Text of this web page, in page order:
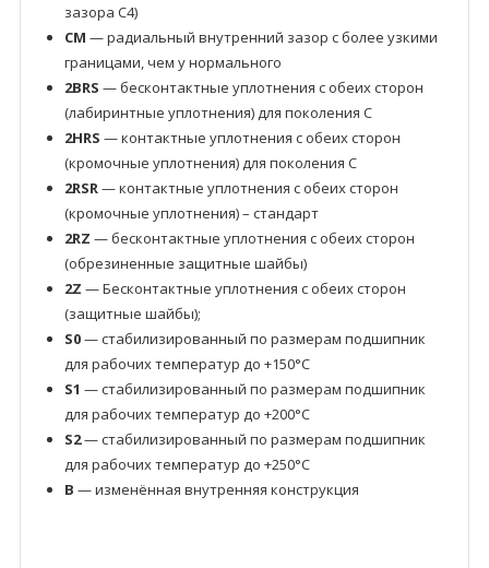
зазора C4)
CM — радиальный внутренний зазор с более узкими
границами, чем у нормального
2BRS — бесконтактные уплотнения с обеих сторон
(лабиринтные уплотнения) для поколения C
2HRS — контактные уплотнения с обеих сторон
(кромочные уплотнения) для поколения C
2RSR— контактные уплотнения с обеих сторон
(кромочные уплотнения) – стандарт
2RZ — бесконтактные уплотнения с обеих сторон
(обрезиненные защитные шайбы)
2Z — Бесконтактные уплотнения с обеих сторон
(защитные шайбы);
S0— стабилизированный по размерам подшипник
для рабочих температур до +150°C
S1 — стабилизированный по размерам подшипник
для рабочих температур до +200°C
S2— стабилизированный по размерам подшипник
для рабочих температур до +250°C
B — изменённая внутренняя конструкция